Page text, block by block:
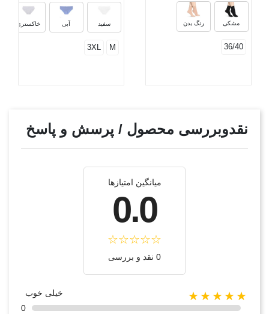
مشکی رنگ بدن
36/40
سفید آبی خاکستری
M
3XL
نقدوبررسی محصول / پرسش و پاسخ
میانگین امتیازها
0.0
0 نقد و بررسی
★★★★★
خیلی خوب
0